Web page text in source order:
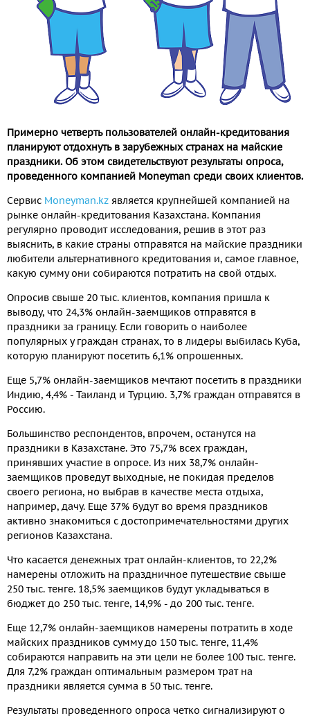
Примерно четверть пользователей онлайн-кредитования
планируют отдохнуть в зарубежных странах на майские
праздники. Об этом свидетельствуют результаты опроса,
проведенного компанией Moneyman среди своих клиентов.
Сервис Moneyman.kz является крупнейшей компанией на
рынке онлайн-кредитования Казахстана. Компания
регулярно проводит исследования, решив в этот раз
выяснить, в какие страны отправятся на майские праздники
любители альтернативного кредитования и, самое главное,
какую сумму они собираются потратить на свой отдых.
Опросив свыше 20 тыс. клиентов, компания пришла к
выводу, что 24,3% онлайн-заемщиков отправятся в
праздники за границу. Если говорить о наиболее
популярных у граждан странах, то в лидеры выбилась Куба,
которую планируют посетить 6,1% опрошенных.
Еще 5,7% онлайн-заемщиков мечтают посетить в праздники
Индию, 4,4% - Таиланд и Турцию. 3,7% граждан отправятся в
Россию.
Большинство респондентов, впрочем, останутся на
праздники в Казахстане. Это 75,7% всех граждан,
принявших участие в опросе. Из них 38,7% онлайн-
заемщиков проведут выходные, не покидая пределов
своего региона, но выбрав в качестве места отдыха,
например, дачу. Еще 37% будут во время праздников
активно знакомиться с достопримечательностями других
регионов Казахстана.
Что касается денежных трат онлайн-клиентов, то 22,2%
намерены отложить на праздничное путешествие свыше
250 тыс. тенге. 18,5% заемщиков будут укладываться в
бюджет до 250 тыс. тенге, 14,9% - до 200 тыс. тенге.
Еще 12,7% онлайн-заемщиков намерены потратить в ходе
майских праздников сумму до 150 тыс. тенге, 11,4%
собираются направить на эти цели не более 100 тыс. тенге.
Для 7,2% граждан оптимальным размером трат на
праздники является сумма в 50 тыс. тенге.
Результаты проведенного опроса четко сигнализируют о